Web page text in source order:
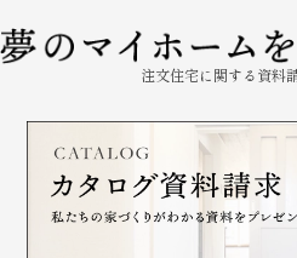
注文住宅に関する資料